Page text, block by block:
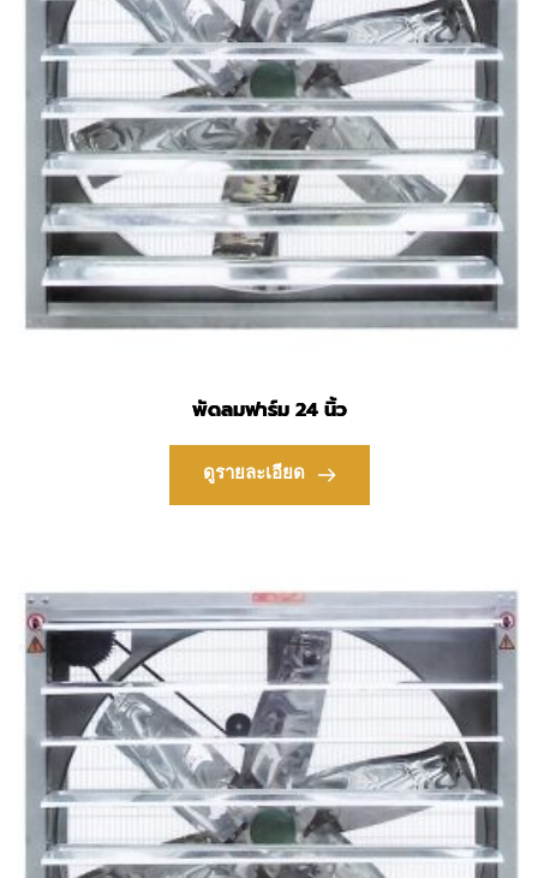
พัดลมฟาร์ม 24 นิ้ว
ดูรายละเอียด